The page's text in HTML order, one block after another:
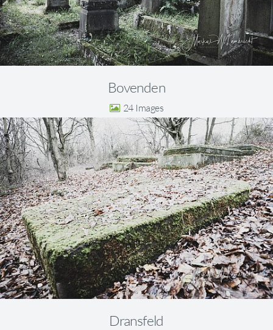
Bovenden
24
Dransfeld